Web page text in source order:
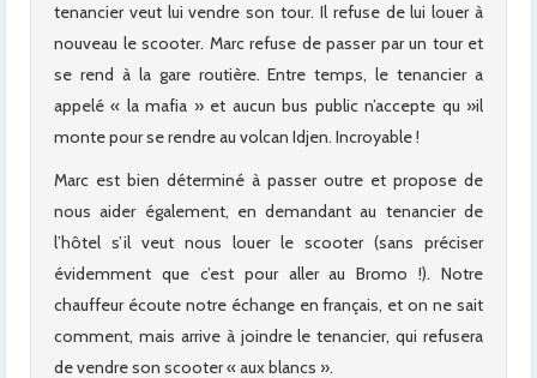
tenancier veut lui vendre son tour. Il refuse de lui louer à
nouveau le scooter. Marc refuse de passer par un tour et
se rend à la gare routière. Entre temps, le tenancier a
appelé « la mafia » et aucun bus public n’accepte qu »il
monte pour se rendre au volcan Idjen. Incroyable !
Marc est bien déterminé à passer outre et propose de
nous aider également, en demandant au tenancier de
l’hôtel s’il veut nous louer le scooter (sans préciser
évidemment que c’est pour aller au Bromo !). Notre
chauffeur écoute notre échange en français, et on ne sait
comment, mais arrive à joindre le tenancier, qui refusera
de vendre son scooter « aux blancs ».